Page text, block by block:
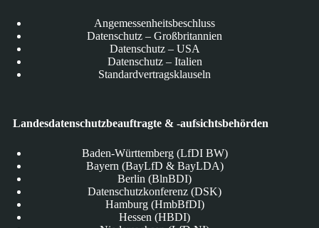
Angemessenheitsbeschluss
Datenschutz – Großbritannien
Datenschutz – USA
Datenschutz – Italien
Standardvertragsklauseln
Landesdatenschutzbeauftragte & -aufsichtsbehörden
Baden-Württemberg (LfDI BW)
Bayern (BayLfD & BayLDA)
Berlin (BlnBDI)
Datenschutzkonferenz (DSK)
Hamburg (HmbBfDI)
Hessen (HBDI)